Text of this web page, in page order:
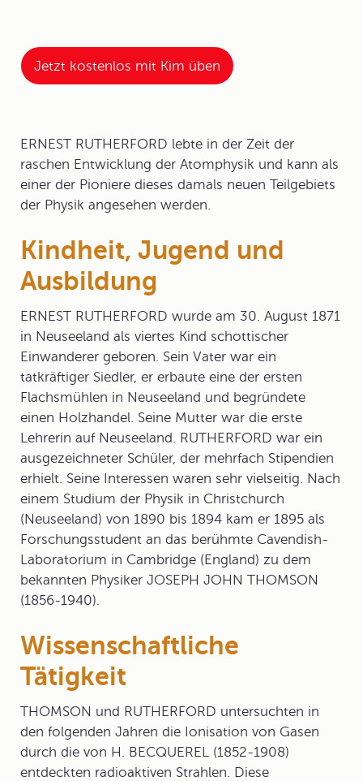
Jetzt kostenlos mit Kim üben
ERNEST RUTHERFORD lebte in der Zeit der
raschen Entwicklung der Atomphysik und kann als
einer der Pioniere dieses damals neuen Teilgebiets
der Physik angesehen werden.
Kindheit, Jugend und
Ausbildung
ERNEST RUTHERFORD wurde am 30. August 1871
in Neuseeland als viertes Kind schottischer
Einwanderer geboren. Sein Vater war ein
tatkräftiger Siedler, er erbaute eine der ersten
Flachsmühlen in Neuseeland und begründete
einen Holzhandel. Seine Mutter war die erste
Lehrerin auf Neuseeland. RUTHERFORD war ein
ausgezeichneter Schüler, der mehrfach Stipendien
erhielt. Seine Interessen waren sehr vielseitig. Nach
einem Studium der Physik in Christchurch
(Neuseeland) von 1890 bis 1894 kam er 1895 als
Forschungsstudent an das berühmte Cavendish-
Laboratorium in Cambridge (England) zu dem
bekannten Physiker JOSEPH JOHN THOMSON
(1856-1940).
Wissenschaftliche
Tätigkeit
THOMSON und RUTHERFORD untersuchten in
den folgenden Jahren die Ionisation von Gasen
durch die von H. BECQUEREL (1852-1908)
entdeckten radioaktiven Strahlen. Diese